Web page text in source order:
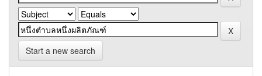
Start a new search